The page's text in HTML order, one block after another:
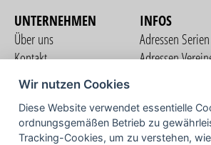
UNTERNEHMEN
Über uns
Kontakt
Nutzungsbedingungen
Datenschutzerklärung
Impressum
INFOS
Adressen Serien
Adressen
COMMUNITY
Wir nutzen Cookies
Diese Website verwendet essentielle
ordnungsgemäßen Betrieb zu
Tracking-Cookies, um zu verstehen,